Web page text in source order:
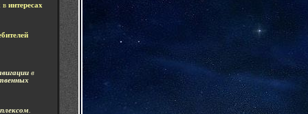
в интересах
в